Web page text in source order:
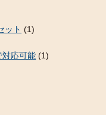
ット (1)
対応可能 (1)